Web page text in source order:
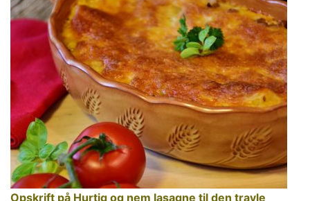
Opskrift på Hurtig og nem lasagne til den travle